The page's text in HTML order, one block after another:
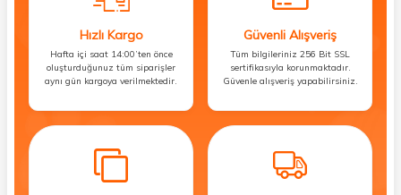
Hızlı Kargo
Hafta içi saat 14:00’ten önce
oluşturduğunuz tüm siparişler
aynı gün kargoya verilmektedir.
Güvenli Alışveriş
Tüm bilgileriniz 256 Bit SSL
sertifikasıyla korunmaktadır.
Güvenle alışveriş yapabilirsiniz.